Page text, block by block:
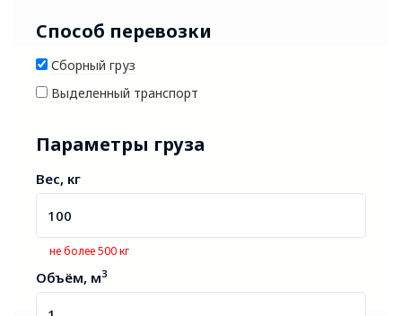
Способ перевозки
Сборный груз
Выделенный транспорт
Параметры груза
Вес, кг
не более 500 кг
Объём, м3